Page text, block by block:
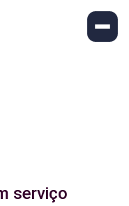
serviço